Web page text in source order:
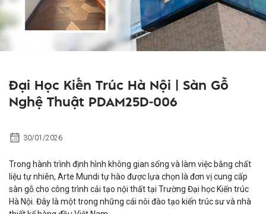
Đại Học Kiến Trúc Hà Nội | Sàn Gỗ
Nghệ Thuật PDAM25D-006
30/01/2026
Trong hành trình định hình không gian sống và làm việc bằng chất
liệu tự nhiên, Arte Mundi tự hào được lựa chọn là đơn vị cung cấp
sàn gỗ cho công trình cải tạo nội thất tại Trường Đại học Kiến trúc
Hà Nội. Đây là một trong những cái nôi đào tạo kiến trúc sư và nhà